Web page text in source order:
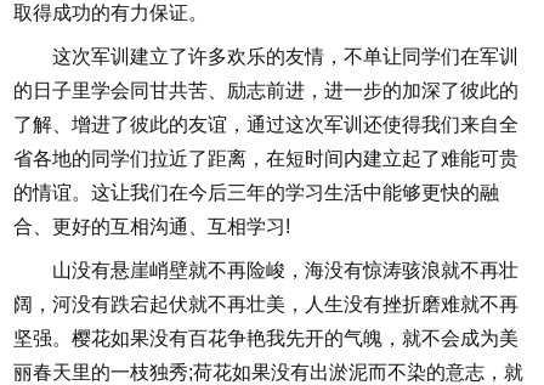
取得成功的有力保证。
这次军训建立了许多欢乐的友情，不单让同学们在军训
的日子里学会同甘共苦、励志前进，进一步的加深了彼此的
了解、增进了彼此的友谊，通过这次军训还使得我们来自全
省各地的同学们拉近了距离，在短时间内建立起了难能可贵
的情谊。这让我们在今后三年的学习生活中能够更快的融
合、更好的互相沟通、互相学习!
山没有悬崖峭壁就不再险峻，海没有惊涛骇浪就不再壮
阔，河没有跌宕起伏就不再壮美，人生没有挫折磨难就不再
坚强。樱花如果没有百花争艳我先开的气魄，就不会成为美
丽春天里的一枝独秀;荷花如果没有出淤泥而不染的意志，就